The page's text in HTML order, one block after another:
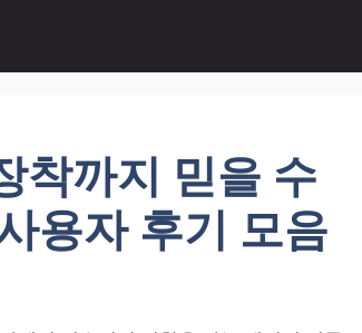
착까지 믿을 수
용자 후기 모음